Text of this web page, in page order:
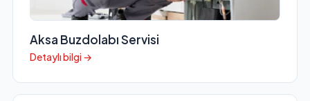
Aksa Buzdolabı Servisi
Detaylı bilgi →